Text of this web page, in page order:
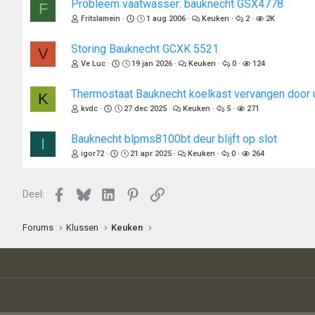
F Probleem vaatwasser: bauknecht GSX4778
Fritslamein 1 aug 2006 Keuken 2 2K
V Storing Bauknecht GCXK 5521
Ve Luc 19 jan 2026 Keuken 0 124
K Thermostaat Bauknecht koelkast vervangen
kvdc 27 dec 2025 Keuken 5 271
I Bauknecht blpms8100bt deur blijft op slot
igor72 21 apr 2025 Keuken 0 264
Deel: Facebook
BlueskyLinkedInPinterest
Link
Forums Klussen Keuken